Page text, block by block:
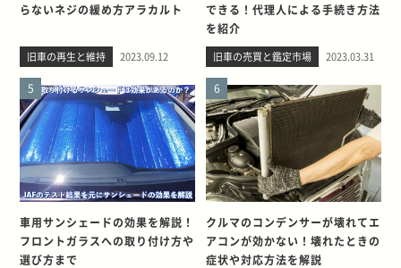
らないネジの緩め方アラカルト
旧車の再生と維持 2023.09.12
できる！代理人による手続き方法
を紹介
旧車の売買と鑑定市場 2023.03.31
5
車用サンシェードの効果を解説！
フロントガラスへの取り付け方や
選び方まで
6
クルマのコンデンサーが壊れてエ
アコンが効かない！壊れたときの
症状や対応方法を解説